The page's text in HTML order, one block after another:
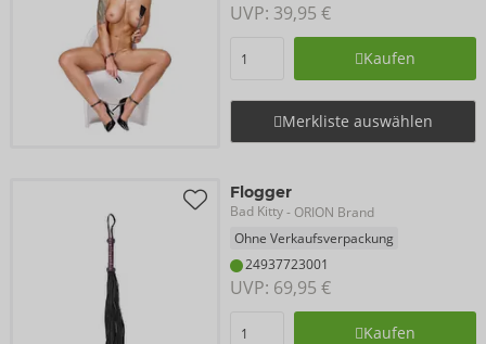
UVP: 39,95 €
Kaufen
Merkliste auswählen
Flogger
Bad Kitty- ORION Brand
Ohne Verkaufsverpackung
24937723001
UVP: 69,95 €
Kaufen